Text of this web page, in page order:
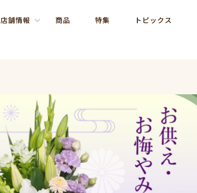
店舗情報 商品 特集 トピックス